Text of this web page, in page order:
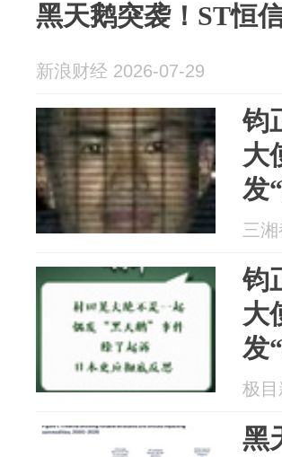
黑天鹅突袭！ST恒
新浪财经 2026-07-29
钧
大
发
引
三
钧
大
发
引
极
黑